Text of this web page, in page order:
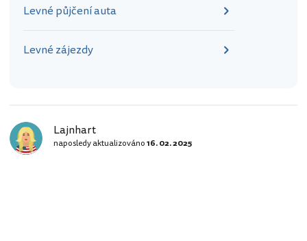
Levné půjčení auta
Levné zájezdy
Lajnhart
naposledy aktualizováno16. 02. 2025